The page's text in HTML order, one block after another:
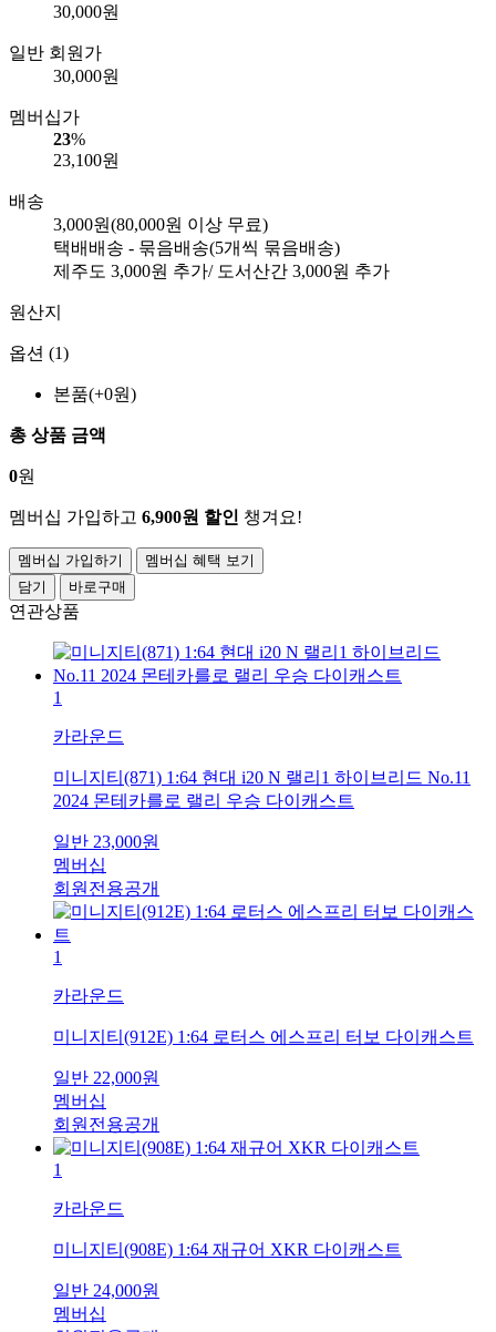
30,000원
일반 회원가
30,000원
멤버십가
23%
23,100원
배송
3,000원(80,000원 이상 무료)
택배배송 - 묶음배송(5개씩 묶음배송)
제주도 3,000원 추가/ 도서산간 3,000원 추가
원산지
옵션 (1)
본품(+0원)
총 상품 금액
0원
멤버십 가입하고 6,900원 할인 챙겨요!
멤버십 가입하기
멤버십 혜택 보기
담기
바로구매
연관상품
1
카라운드
미니지티(871) 1:64 현대 i20 N 랠리1 하이브리드 No.11
2024 몬테카를로 랠리 우승 다이캐스트
일반 23,000원
멤버십
회원전용공개
1
카라운드
미니지티(912E) 1:64 로터스 에스프리 터보 다이캐스트
일반 22,000원
멤버십
회원전용공개
1
카라운드
미니지티(908E) 1:64 재규어 XKR 다이캐스트
일반 24,000원
멤버십